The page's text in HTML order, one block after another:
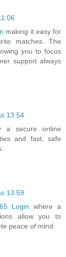
making it easy for
matches. The
you to focus
support always
13:54
a secure online
and fast, safe
13:59
Login where a
allow you to
peace of mind.